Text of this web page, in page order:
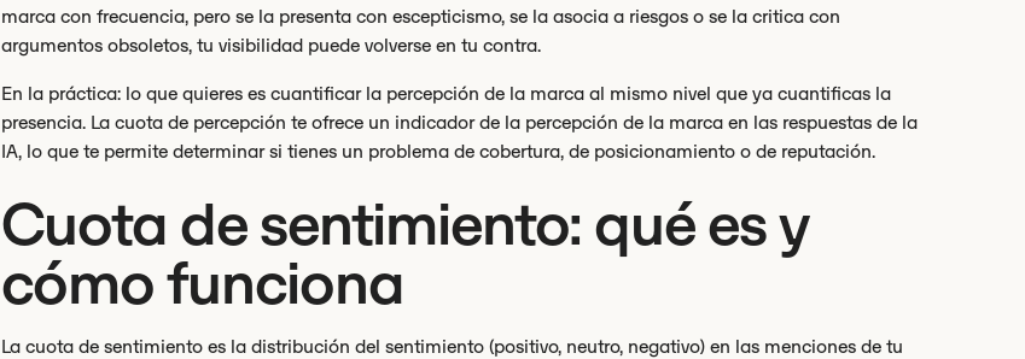
marca con frecuencia, pero se la presenta con escepticismo, se la asocia a riesgos o se la critica con
argumentos obsoletos, tu visibilidad puede volverse en tu contra.
En la práctica: lo que quieres es cuantificar la percepción de la marca al mismo nivel que ya cuantificas la
presencia. La cuota de percepción te ofrece un indicador de la percepción de la marca en las respuestas de la
IA, lo que te permite determinar si tienes un problema de cobertura, de posicionamiento o de reputación.
Cuota de sentimiento: qué es y
cómo funciona
La cuota de sentimiento es la distribución del sentimiento (positivo, neutro, negativo) en las menciones de tu